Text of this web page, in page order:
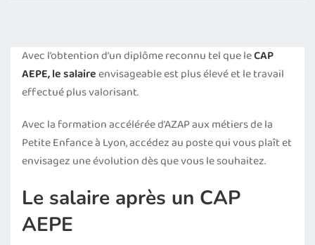
Avec l’obtention d’un diplôme reconnu tel que leCAP
AEPE, le salaireenvisageable est plus élevé et le travail
effectué plus valorisant.
Avec la formation accélérée d’AZAP aux métiers de la
Petite Enfance à Lyon, accédez au poste qui vous plaît et
envisagez une évolution dès que vous le souhaitez.
Le salaire après un CAP
AEPE